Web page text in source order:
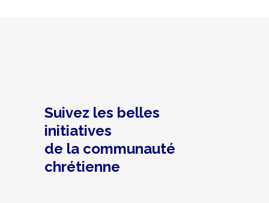
Suivez les belles
initiatives
de la communauté
chrétienne